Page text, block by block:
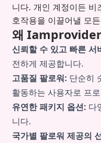
니다. 개인 계정이든 비
호작용을 이끌어낼 모
왜
신뢰할 수 있고 빠른 서
전하게 제공합니다.
고품질 팔로워: 단순히
활동하는 사용자로 프
유연한 패키지 옵션: 다
니다.
국가별 팔로워 제공의